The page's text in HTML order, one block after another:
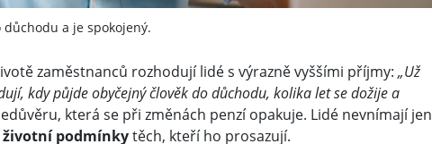
a je spokojený.
zaměstnanců rozhodují lidé s výrazně vyššími příjmy: „Už
kdy půjde obyčejný člověk do důchodu, kolika let se dožije a
která se při změnách penzí opakuje. Lidé nevnímají jen
životní podmínkytěch, kteří ho prosazují.